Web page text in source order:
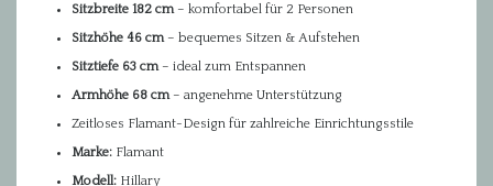
Sitzbreite 182 cm– komfortabel für 2 Personen
Sitzhöhe 46 cm– bequemes Sitzen & Aufstehen
Sitztiefe 63 cm– ideal zum Entspannen
Armhöhe 68 cm– angenehme Unterstützung
Zeitloses Flamant-Design für zahlreiche Einrichtungsstile
Marke: Flamant
Modell: Hillary